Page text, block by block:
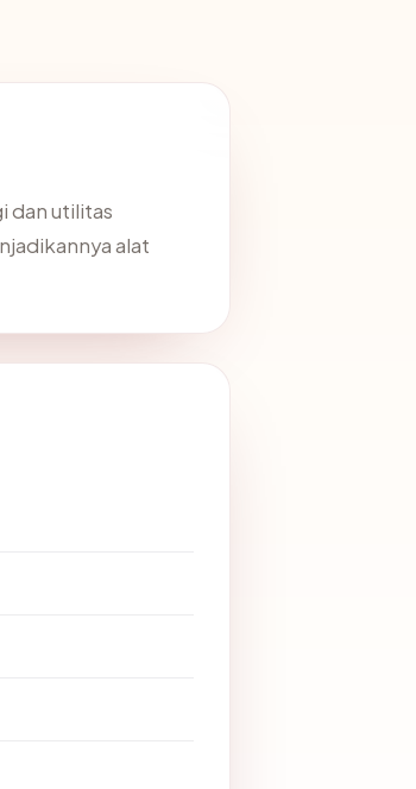
dan utilitas
alat